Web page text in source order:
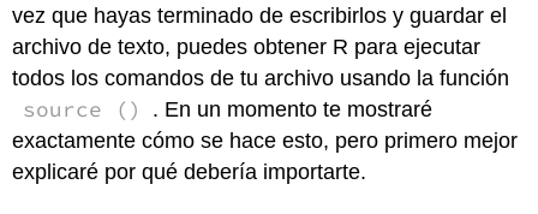
vez que hayas terminado de escribirlos y guardar el
archivo de texto, puedes obtener R para ejecutar
todos los comandos de tu archivo usando la función
source ()
. En un momento te mostraré
exactamente cómo se hace esto, pero primero mejor
explicaré por qué debería importarte.